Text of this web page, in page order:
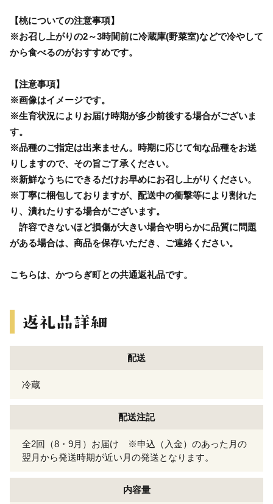
【桃についての注意事項】
※お召し上がりの2～3時間前に冷蔵庫(野菜室)などで冷やして
から食べるのがおすすめです。
【注意事項】
※画像はイメージです。
※生育状況によりお届け時期が多少前後する場合がございま
す。
※品種のご指定は出来ません。時期に応じて旬な品種をお送
りしますので、その旨ご了承ください。
※新鮮なうちにできるだけお早めにお召し上がりください。
※丁寧に梱包しておりますが、配送中の衝撃等により割れた
り、潰れたりする場合がございます。
許容できないほど損傷が大きい場合や明らかに品質に問題
がある場合は、商品を保存いただき、ご連絡ください。
こちらは、かつらぎ町との共通返礼品です。
配送
冷蔵
配送注記
全2回（8・9月）お届け ※申込（入金）のあった月の
翌月から発送時期が近い月の発送となります。
内容量